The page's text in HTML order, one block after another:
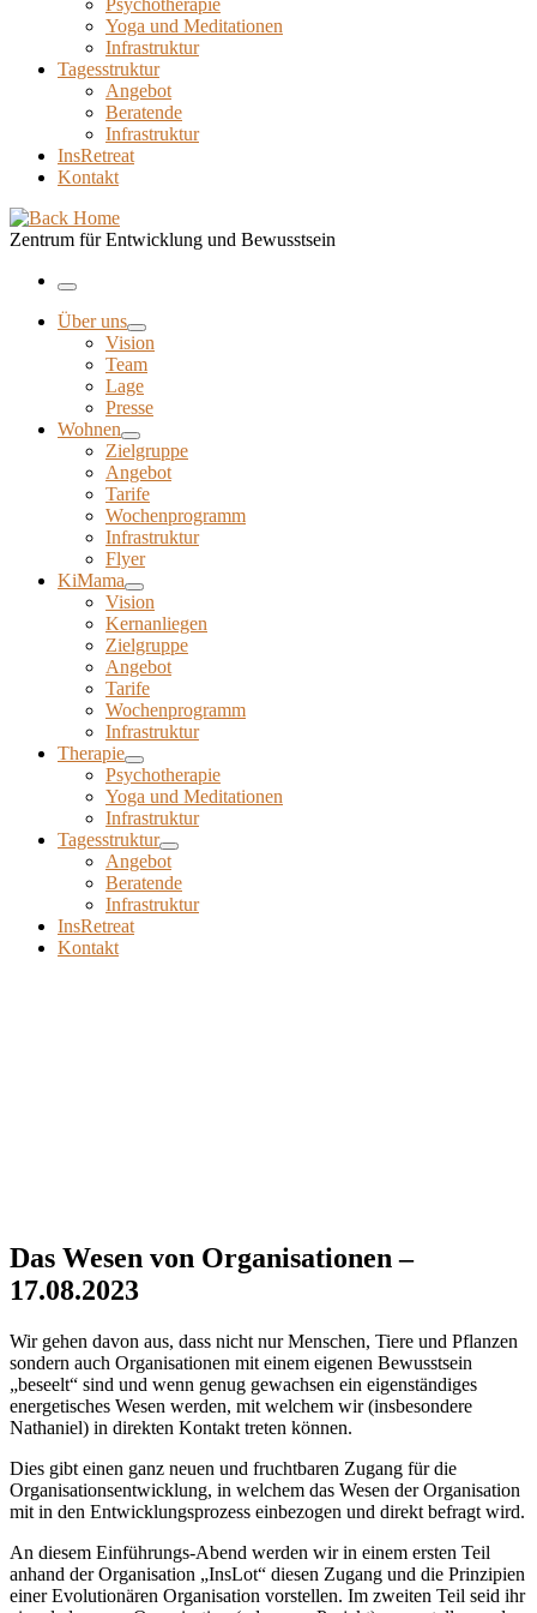
Psychotherapie
Yoga und Meditationen
Infrastruktur
Tagesstruktur
Angebot
Beratende
Infrastruktur
InsRetreat
Kontakt
Zentrum für Entwicklung und Bewusstsein
Menu
Über uns
Vision
Team
Lage
Presse
Wohnen
Zielgruppe
Angebot
Tarife
Wochenprogramm
Infrastruktur
Flyer
KiMama
Vision
Kernanliegen
Zielgruppe
Angebot
Tarife
Wochenprogramm
Infrastruktur
Therapie
Psychotherapie
Yoga und Meditationen
Infrastruktur
Tagesstruktur
Angebot
Beratende
Infrastruktur
InsRetreat
Kontakt
Das Wesen von Organisationen –
17.08.2023
Wir gehen davon aus, dass nicht nur Menschen, Tiere und Pflanzen
sondern auch Organisationen mit einem eigenen Bewusstsein
„beseelt“ sind und wenn genug gewachsen ein eigenständiges
energetisches Wesen werden, mit welchem wir (insbesondere
Nathaniel) in direkten Kontakt treten können.
Dies gibt einen ganz neuen und fruchtbaren Zugang für die
Organisationsentwicklung, in welchem das Wesen der Organisation
mit in den Entwicklungsprozess einbezogen und direkt befragt wird.
An diesem Einführungs-Abend werden wir in einem ersten Teil
anhand der Organisation „InsLot“ diesen Zugang und die Prinzipien
einer Evolutionären Organisation vorstellen. Im zweiten Teil seid ihr